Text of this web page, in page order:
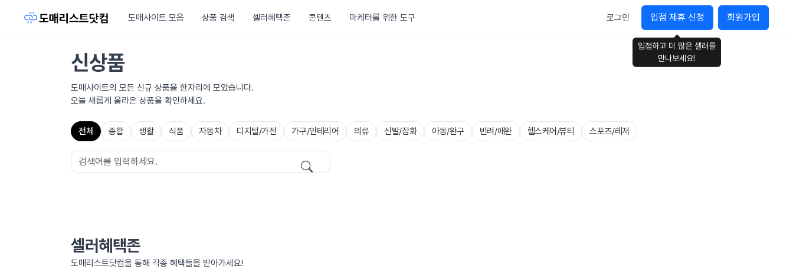
도매사이트 모음 상품 검색 셀러혜택존 콘텐츠 마케터를 위한 도구 로그인 입점 제휴 신청
입점하고 더 많은 셀러를
만나보세요!
회원가입
신상품
도매사이트의 모든 신규 상품을 한자리에 모았습니다.
오늘 새롭게 올라온 상품을 확인하세요.
전체 종합 생활 식품 자동차 디지털/가전 가구/인테리어 의류 신발/잡화 아동/완구 반려/애완 헬스케어/뷰티 스포츠/레저
셀러혜택존
도매리스트닷컴을 통해 각종 혜택들을 받아가세요!